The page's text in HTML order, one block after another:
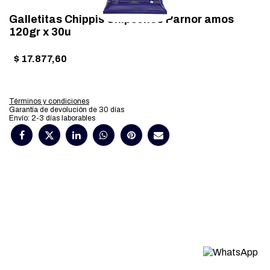
Galletitas Chippis Chipschoc Parnor amos
120gr x 30u
$ 17.877,60
Términos y condiciones
Garantía de devolución de 30 días
Envío: 2-3 días laborables